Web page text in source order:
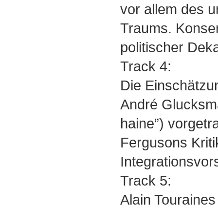
vor allem des
Traums.
politischer
Track 4:
Die
André
haine”)
Fergusons
Track 5:
Alain